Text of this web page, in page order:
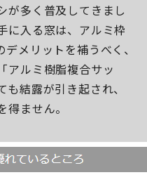
が多く普及してきまし
に入る窓は、アルミ枠
メリットを補うべく、
アルミ樹脂複合サッ
結露が引き起され、
ません。